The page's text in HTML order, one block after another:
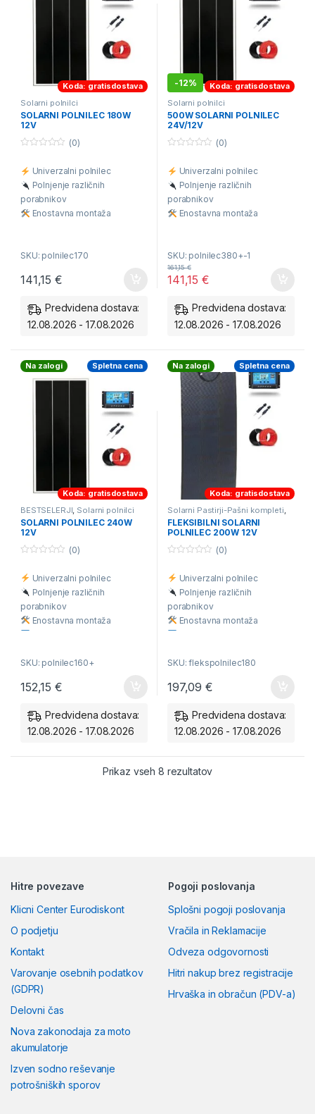
Koda: gratisdostava
Solarni polnilci
SOLARNI POLNILEC 180W
12V
u
o
f
5
(0)
Univerzalni polnilec
Polnjenje različnih
porabnikov
Enostavna montaža
Vsebuje vse za priklop
Polnjenje 24V baterij
SKU: polnilec170
141,15€
Predvidena dostava:
12.08.2026 - 17.08.2026
-12%
Koda: gratisdostava
Solarni polnilci
500W SOLARNI POLNILEC
24V/12V
u
o
f
5
(0)
Univerzalni polnilec
Polnjenje različnih
porabnikov
Enostavna montaža
Vsebuje vse za priklop
Polnjenje 12V baterij
Polnjenje 24V baterij
SKU: polnilec380+-1
141,15€
161,15€
Predvidena dostava:
12.08.2026 - 17.08.2026
Na zalogi Spletna cena
Koda: gratisdostava
BESTSELERJI Solarni polnilci
SOLARNI POLNILEC 240W
12V
u
o
f
5
(0)
Univerzalni polnilec
Polnjenje različnih
porabnikov
Enostavna montaža
Vsebuje vse za priklop
Polnjenje 24V baterij
SKU: polnilec160+
152,15€
Predvidena dostava:
12.08.2026 - 17.08.2026
Na zalogi Spletna cena
Koda: gratisdostava
Solarni Pastirji-Pašni kompleti
Solarni polnilci
FLEKSIBILNI SOLARNI
POLNILEC 200W 12V
u
o
f
5
(0)
Univerzalni polnilec
Polnjenje različnih
porabnikov
Enostavna montaža
Vsebuje vse za priklop
Polnjenje 24V baterij
SKU: flekspolnilec180
197,09€
Predvidena dostava:
12.08.2026 - 17.08.2026
Prikaz vseh 8 rezultatovRazvrščeno po ceni:
Hitre povezave
Klicni Center Eurodiskont
O podjetju
Kontakt
Varovanje osebnih podatkov
(GDPR)
Delovni čas
Nova zakonodaja za moto
akumulatorje
Izven sodno reševanje
potrošniških sporov
Pogoji poslovanja
Splošni pogoji poslovanja
Vračila in Reklamacije
Odveza odgovornosti
Hitri nakup brez registracije
Hrvaška in obračun (PDV-a)